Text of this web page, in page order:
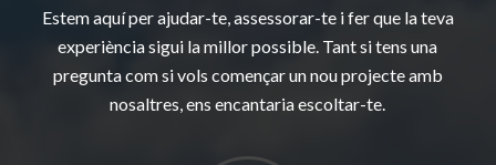
Estem aquí per ajudar-te, assessorar-te i fer que la teva
experiència sigui la millor possible. Tant si tens una
pregunta com si vols començar un nou projecte amb
nosaltres, ens encantaria escoltar-te.